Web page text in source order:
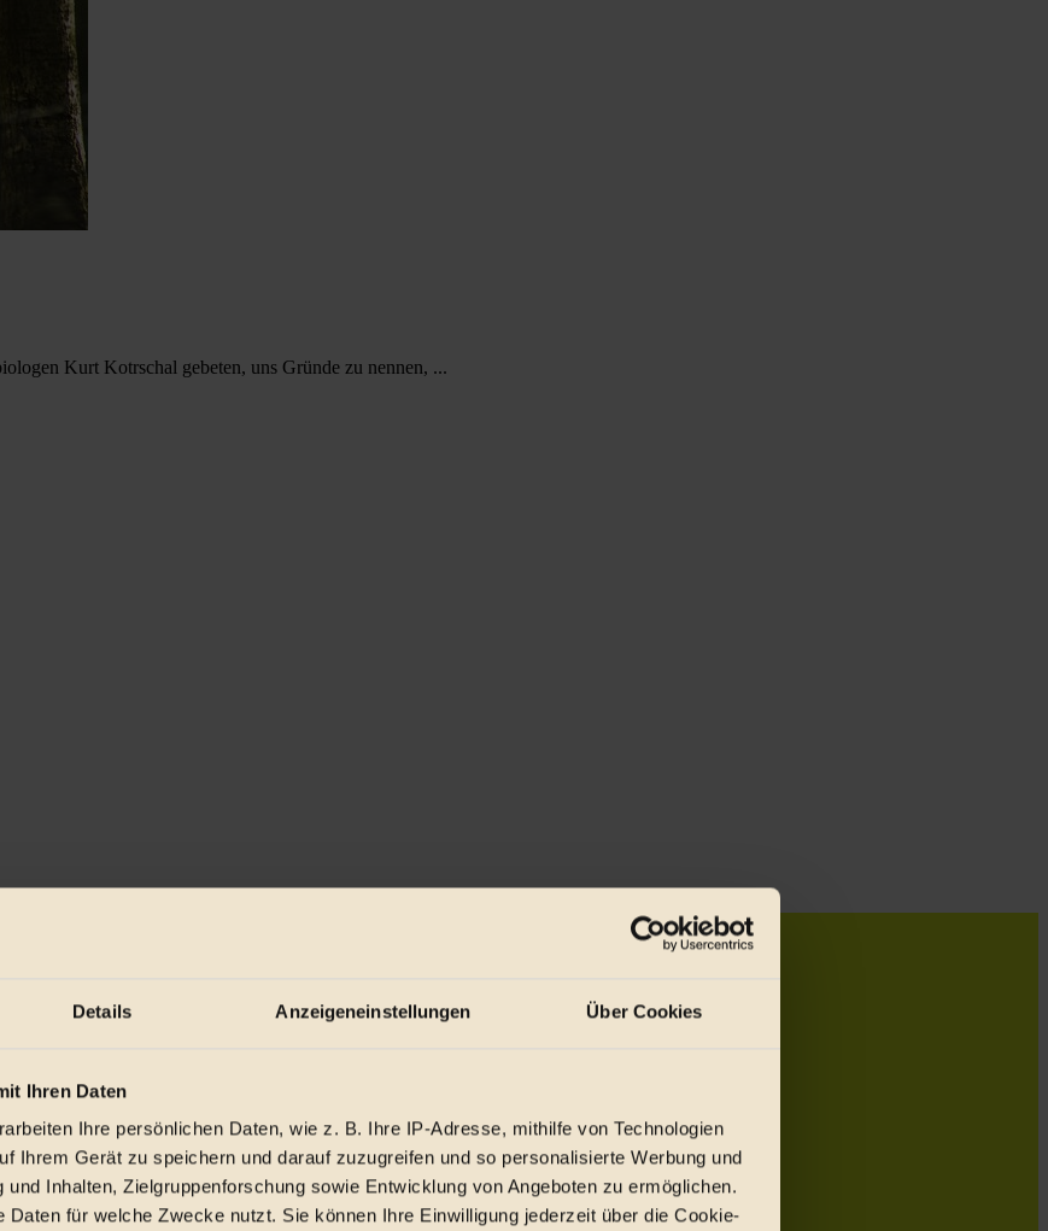
Details Anzeigeneinstellungen Über Cookies
Ihren Daten
Ihre persönlichen Daten, wie z. B. Ihre IP-Adresse, mithilfe von Technologien
Ihrem Gerät zu speichern und darauf zuzugreifen und so personalisierte Werbung und
und Inhalten, Zielgruppenforschung sowie Entwicklung von Angeboten zu ermöglichen.
Daten für welche Zwecke nutzt. Sie können Ihre Einwilligung jederzeit über die Cookie-
Kurt Kotrschal gebeten, uns Gründe zu nennen, ...